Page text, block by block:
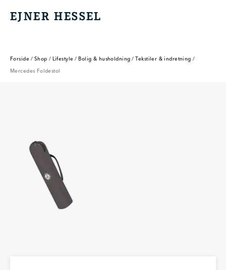
EJNER HESSEL
EJNER HESSEL
Forside / Shop / Lifestyle / Bolig & husholdning / Tekstiler & indretning /
Mercedes Foldestol